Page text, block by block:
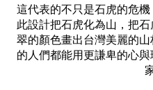
這代表的不只是石虎的危
此設計把石虎化為山，把
翠的顏色畫出台灣美麗的
的人們都能用更謙卑的心